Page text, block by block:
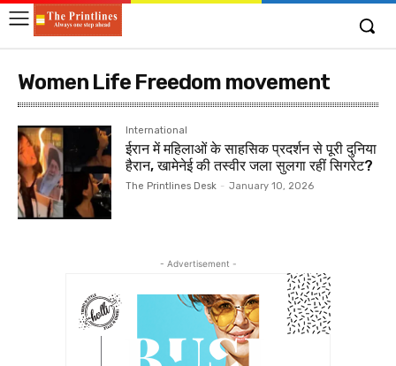
Women Life Freedom movement
International
ईरान में महिलाओं के साहसिक प्रदर्शन से पूरी दुनिया
हैरान, खामेनेई की तस्वीर जला सुलगा रहीं सिगरेट?
The Printlines Desk - January 10, 2026
- Advertisement -